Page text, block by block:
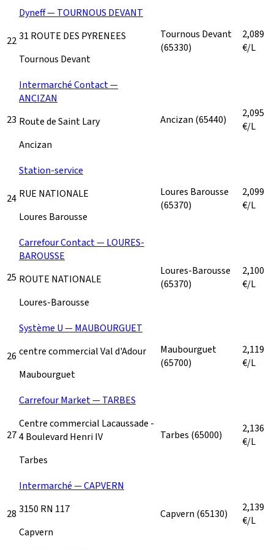
22
Dyneff — TOURNOUS DEVANT
31 ROUTE DES PYRENEES
Tournous Devant
Tournous Devant
(65330)
2,089
€/L
23
Intermarché Contact —
ANCIZAN
Route de Saint Lary
Ancizan
Ancizan (65440)
2,095
€/L
24
Station-service
RUE NATIONALE
Loures Barousse
Loures Barousse
(65370)
2,099
€/L
25
Carrefour Contact — LOURES-
BAROUSSE
ROUTE NATIONALE
Loures-Barousse
Loures-Barousse
(65370)
2,100
€/L
26
Système U — MAUBOURGUET
centre commercial Val d'Adour
Maubourguet
Maubourguet
(65700)
2,119
€/L
27
Carrefour Market — TARBES
Centre commercial Lacaussade -
4 Boulevard Henri IV
Tarbes
Tarbes (65000)
2,136
€/L
28
Intermarché — CAPVERN
3150 RN 117
Capvern
Capvern (65130)
2,139
€/L